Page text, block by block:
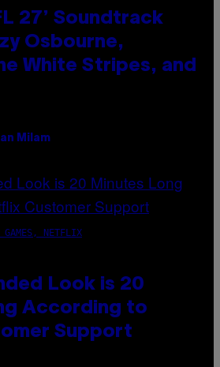
27’ Soundtrack
Osbourne,
White Stripes, and
Milam
GAMES, NETFLIX
Look is 20
According to
Support